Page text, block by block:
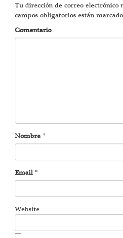
Tu dirección de correo electrónico
campos obligatorios están
Comentario
Nombre *
Email *
Website